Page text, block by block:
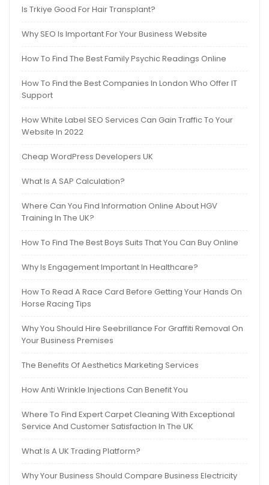
Is Trkiye Good For Hair Transplant?
Why SEO Is Important For Your Business Website
How To Find The Best Family Psychic Readings Online
How To Find the Best Companies In London Who Offer IT
Support
How White Label SEO Services Can Gain Traffic To Your
Website In 2022
Cheap WordPress Developers UK
What Is A SAP Calculation?
Where Can You Find Information Online About HGV
Training In The UK?
How To Find The Best Boys Suits That You Can Buy Online
Why Is Engagement Important In Healthcare?
How To Read A Race Card Before Getting Your Hands On
Horse Racing Tips
Why You Should Hire Seebrillance For Graffiti Removal On
Your Business Premises
The Benefits Of Aesthetics Marketing Services
How Anti Wrinkle Injections Can Benefit You
Where To Find Expert Carpet Cleaning With Exceptional
Service And Customer Satisfaction In The UK
What Is A UK Trading Platform?
Why Your Business Should Compare Business Electricity